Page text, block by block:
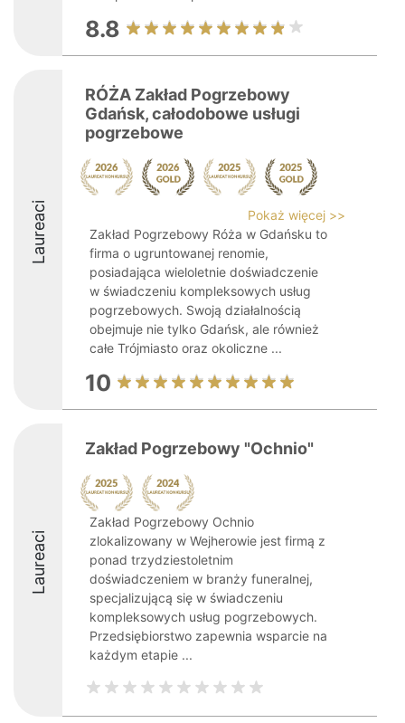
8.8
Laureaci
RÓŻA Zakład Pogrzebowy
Gdańsk, całodobowe usługi
pogrzebowe
Pokaż więcej >>
Zakład Pogrzebowy Róża w Gdańsku to
firma o ugruntowanej renomie,
posiadająca wieloletnie doświadczenie
w świadczeniu kompleksowych usług
pogrzebowych. Swoją działalnością
obejmuje nie tylko Gdańsk, ale również
całe Trójmiasto oraz okoliczne ...
10
Laureaci
Zakład Pogrzebowy "Ochnio"
Zakład Pogrzebowy Ochnio
zlokalizowany w Wejherowie jest firmą z
ponad trzydziestoletnim
doświadczeniem w branży funeralnej,
specjalizującą się w świadczeniu
kompleksowych usług pogrzebowych.
Przedsiębiorstwo zapewnia wsparcie na
każdym etapie ...